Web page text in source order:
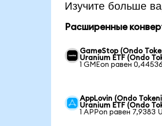
Изучите больше
Расширенные
GameStop (Ondo
Uranium ETF (Ondo
1 GMEon равен
AppLovin (Ondo
Uranium ETF (Ondo
1 APPon равен 7,9383